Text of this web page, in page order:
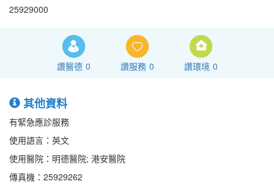
25929000
讚醫德 0 讚服務 0 讚環境 0
其他資料
有緊急應診服務
使用語言：英文
使用醫院：明德醫院; 港安醫院
傳真機：25929262